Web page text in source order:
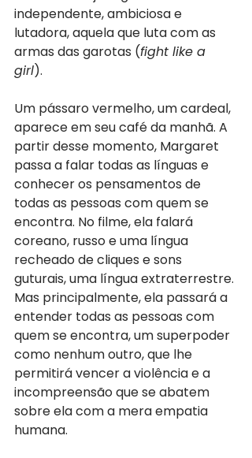
independente, ambiciosa e
lutadora, aquela que luta com as
armas das garotas (fight like a
girl).
Um pássaro vermelho, um cardeal,
aparece em seu café da manhã. A
partir desse momento, Margaret
passa a falar todas as línguas e
conhecer os pensamentos de
todas as pessoas com quem se
encontra. No filme, ela falará
coreano, russo e uma língua
recheado de cliques e sons
guturais, uma língua extraterrestre.
Mas principalmente, ela passará a
entender todas as pessoas com
quem se encontra, um superpoder
como nenhum outro, que lhe
permitirá vencer a violência e a
incompreensão que se abatem
sobre ela com a mera empatia
humana.